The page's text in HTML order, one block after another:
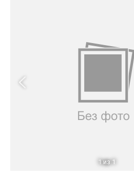
1 из 1